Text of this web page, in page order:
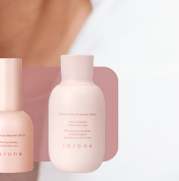
スター セラム
ンス ウォーター
円OFF!